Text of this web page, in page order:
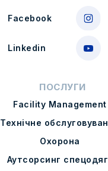
ПОСЛУГИ
Facility Management
Технічне
Охорона
Аутсорсинг
Facebook
Linkedin